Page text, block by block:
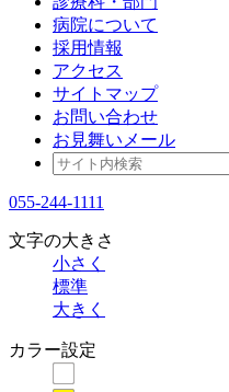
病院について
採用情報
アクセス
サイトマップ
お問い合わせ
お見舞いメール
055-244-1111
文字の大きさ
小さく
標準
大きく
カラー設定